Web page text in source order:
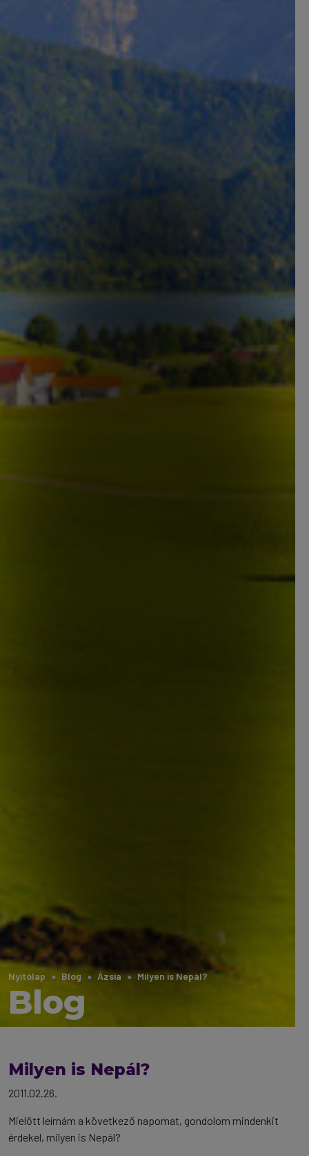
Nyitólap Blog Ázsia Milyen is Nepál?
Blog
Milyen is Nepál?
2011.02.26.
Mielőtt leírnám a következő napomat, gondolom mindenkit
érdekel, milyen is Nepál?